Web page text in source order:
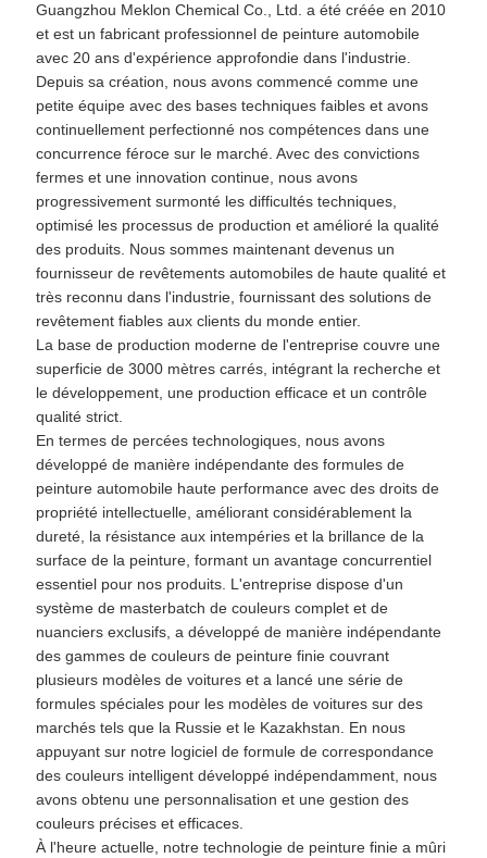
Guangzhou Meklon Chemical Co., Ltd. a été créée en 2010
et est un fabricant professionnel de peinture automobile
avec 20 ans d'expérience approfondie dans l'industrie.
Depuis sa création, nous avons commencé comme une
petite équipe avec des bases techniques faibles et avons
continuellement perfectionné nos compétences dans une
concurrence féroce sur le marché. Avec des convictions
fermes et une innovation continue, nous avons
progressivement surmonté les difficultés techniques,
optimisé les processus de production et amélioré la qualité
des produits. Nous sommes maintenant devenus un
fournisseur de revêtements automobiles de haute qualité et
très reconnu dans l'industrie, fournissant des solutions de
revêtement fiables aux clients du monde entier.
La base de production moderne de l'entreprise couvre une
superficie de 3000 mètres carrés, intégrant la recherche et
le développement, une production efficace et un contrôle
qualité strict.
En termes de percées technologiques, nous avons
développé de manière indépendante des formules de
peinture automobile haute performance avec des droits de
propriété intellectuelle, améliorant considérablement la
dureté, la résistance aux intempéries et la brillance de la
surface de la peinture, formant un avantage concurrentiel
essentiel pour nos produits. L'entreprise dispose d'un
système de masterbatch de couleurs complet et de
nuanciers exclusifs, a développé de manière indépendante
des gammes de couleurs de peinture finie couvrant
plusieurs modèles de voitures et a lancé une série de
formules spéciales pour les modèles de voitures sur des
marchés tels que la Russie et le Kazakhstan. En nous
appuyant sur notre logiciel de formule de correspondance
des couleurs intelligent développé indépendamment, nous
avons obtenu une personnalisation et une gestion des
couleurs précises et efficaces.
À l'heure actuelle, notre technologie de peinture finie a mûri